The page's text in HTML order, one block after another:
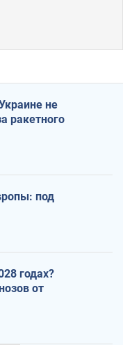
не
ракетного
под
годах?
от